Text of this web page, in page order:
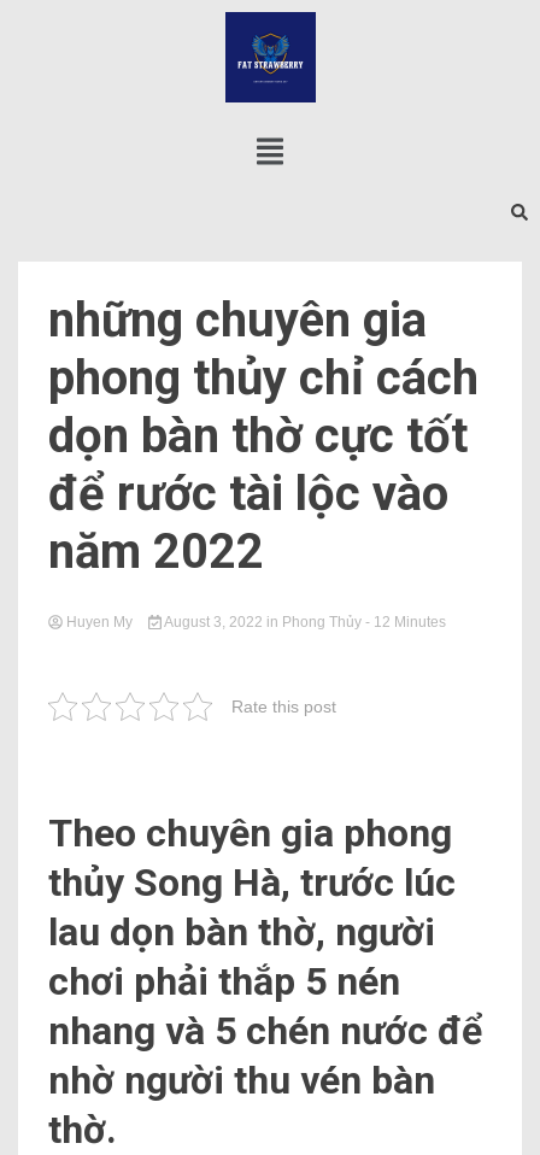
những chuyên gia
phong thủy chỉ cách
dọn bàn thờ cực tốt
để rước tài lộc vào
năm 2022
Huyen My August 3, 2022 in Phong Thủy - 12 Minutes
Rate this post
Theo chuyên gia phong
thủy Song Hà, trước lúc
lau dọn bàn thờ, người
chơi phải thắp 5 nén
nhang và 5 chén nước để
nhờ người thu vén bàn
thờ.